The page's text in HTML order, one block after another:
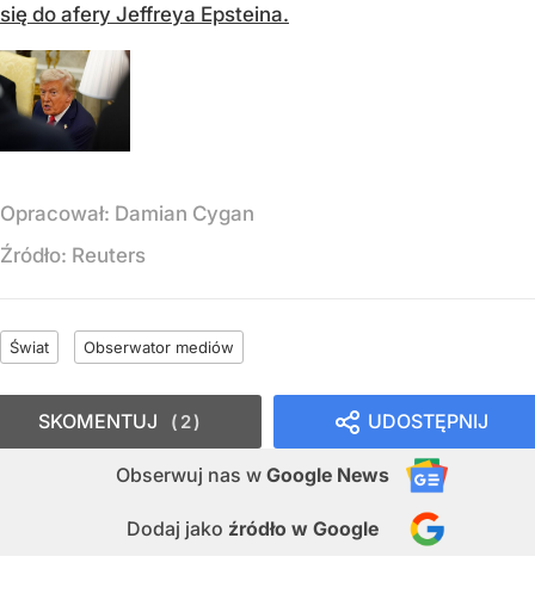
się do afery Jeffreya Epsteina.
Opracował: Damian Cygan
Źródło: Reuters
Świat Obserwator mediów
UDOSTĘPNIJ
Obserwuj nas w Google News
Dodaj jako źródło w Google
SKOMENTUJ 2